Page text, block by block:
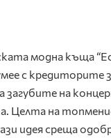
модна къща
с кредиторите
на
Целта на
идея среща